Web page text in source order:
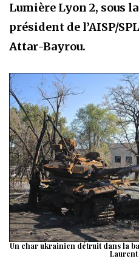
Lumière Lyon 2, sous
président de l’AISP/
Attar-Bayrou.
Un char ukrainien détruit dans la